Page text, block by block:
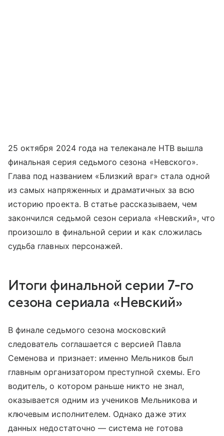
25 октября 2024 года на телеканале НТВ вышла
финальная серия седьмого сезона «Невского».
Глава под названием «Близкий враг» стала одной
из самых напряженных и драматичных за всю
историю проекта. В статье рассказываем, чем
закончился седьмой сезон сериала «Невский», что
произошло в финальной серии и как сложилась
судьба главных персонажей.
Итоги финальной серии 7-го
сезона сериала «Невский»
В финале седьмого сезона московский
следователь соглашается с версией Павла
Семенова и признает: именно Мельников был
главным организатором преступной схемы. Его
водитель, о котором раньше никто не знал,
оказывается одним из учеников Мельникова и
ключевым исполнителем. Однако даже этих
данных недостаточно — система не готова